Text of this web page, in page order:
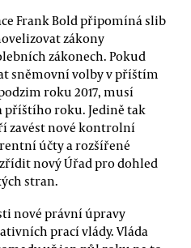
Frank Bold připomíná slib
zákony
zákonech. Pokud
sněmovní volby v příštím
roku 2017, musí
příštího roku. Jedině tak
zavést nové kontrolní
účty a rozšířené
nový Úřad pro dohled
stran.
nové právní úpravy
prací vlády. Vláda